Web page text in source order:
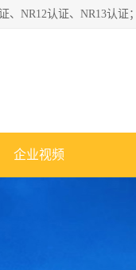
企业视频